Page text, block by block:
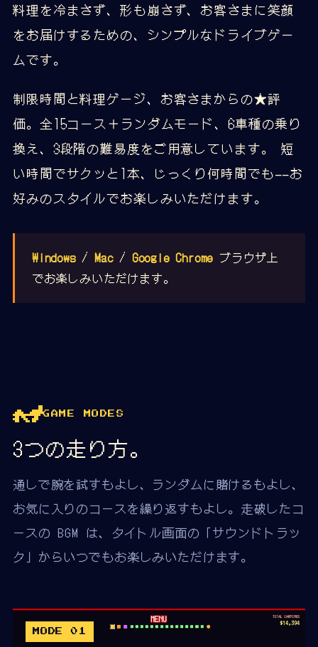
料理を冷まさず、形も崩さず、お客さまに笑顔
をお届けするための、シンプルなドライブゲー
ムです。
制限時間と料理ゲージ、お客さまからの★評
価。全15コース＋ランダムモード、6車種の乗り
換え、3段階の難易度をご用意しています。 短
い時間でサクッと1本、じっくり何時間でも——お
好みのスタイルでお楽しみいただけます。
Windows/Mac/ Google Chrome ブラウザ上
でお楽しみいただけます。
GAME MODES
3つの走り方。
通しで腕を試すもよし、ランダムに賭けるもよし、
お気に入りのコースを繰り返すもよし。走破したコ
ースの BGM は、タイトル画面の「サウンドトラッ
ク」からいつでもお楽しみいただけます。
MODE 01